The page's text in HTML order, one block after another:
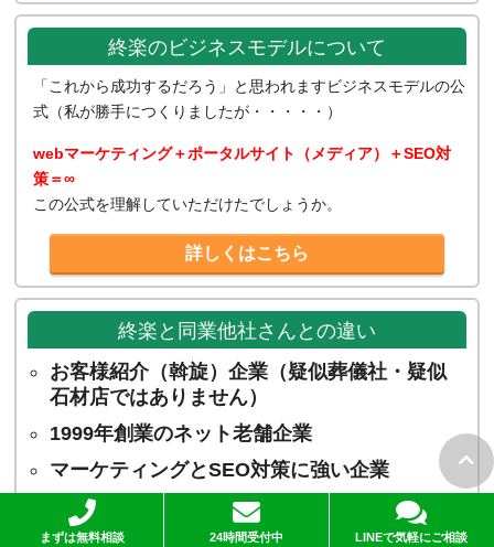
終楽のビジネスモデルについて
「これから成功するだろう」と思われますビジネスモデルの公
式（私が勝手につくりましたが・・・・・）
webマーケティング＋ポータルサイト（メディア）＋SEO対
策＝∞
この公式を理解していただけたでしょうか。
詳しくはこちら
終楽と同業他社さんとの違い
お客様紹介（斡旋）企業（疑似葬儀社・疑似
石材店ではありません）
1999年創業のネット老舗企業
マーケティングとSEO対策に強い企業
葬送サービスに特化した企業
弊社社長の出自は流通業（ゼネラル・マーチ
まずは無料相談 24時間受付中 LINEで気軽にご相談